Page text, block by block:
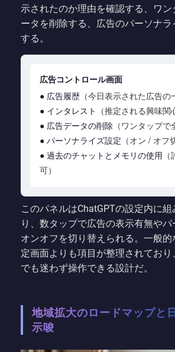
示されたのか理由を確認する、ワ
ータを削除する、広告のパーソナ
する。
広告コントロール画面
● 広告履歴 （今日表示された広告の
● インタレスト （推定される興味関
● 広告データの削除 （ワンタップで
● パーソナライズ設定 （オン / オフ
● 過去のチャットとメモリの使用
可）
このパネルはChatGPTの設定内に
り、数タップで広告の表示有無や
オンオフを切り替えられる。一般的
定画面よりも項目が整理されてお
でも迷わず操作できる設計だ。
地域拡大のロードマップと
示唆